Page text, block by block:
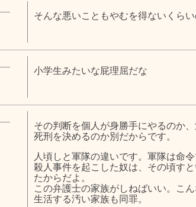
そんな悪いこともやむを得ないくら
小学生みたいな屁理屈だな
その判断を個人が身勝手にやるのか
死刑を決めるのか別だからです。
人頃しと軍隊の違いです。軍隊は命
殺人事件を起こした奴は、その頃す
たからだよ。
この弁護士の家族がしねばいい。こ
生活する汚い家族も同罪。